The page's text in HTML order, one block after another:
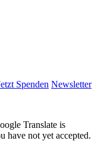
Spenden Newsletter
Translate is
have not yet accepted.